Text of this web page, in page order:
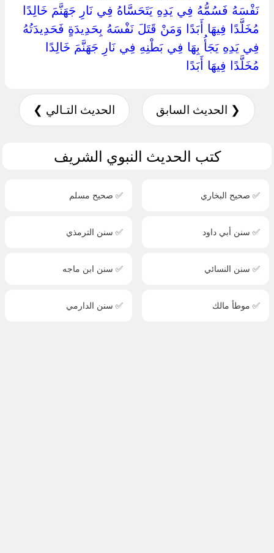
نَفْسَهُ فَسُمُّهُ فِي يَدِهِ يَتَحَسَّاهُ فِي نَارِ جَهَنَّمَ خَالِدًا
مُخَلَّدًا فِيهَا أَبَدًا وَمَنْ قَتَلَ نَفْسَهُ بِحَدِيدَةٍ فَحَدِيدَتُهُ
فِي يَدِهِ يَجَأُ بِهَا فِي بَطْنِهِ فِي نَارِ جَهَنَّمَ خَالِدًا
مُخَلَّدًا فِيهَا أَبَدًا ‏
❮ الحديث السابق الحديث التـالي ❯
كتب الحديث النبوي الشريف
✅ صحيح البخاري ✅ صحيح مسلم
✅ سنن أبي داود ✅ سنن الترمذي
✅ سنن النسائي ✅ سنن ابن ماجه
✅ موطأ مالك ✅ سنن الدارمي